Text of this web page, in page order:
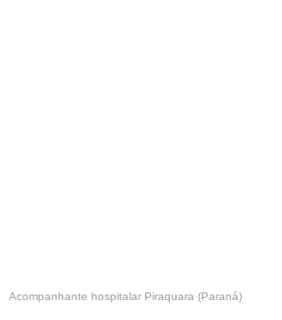
Acompanhante hospitalar Piraquara (Paraná)